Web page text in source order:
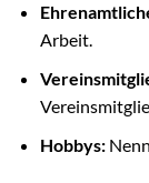
Arbeit.
Hobbys: